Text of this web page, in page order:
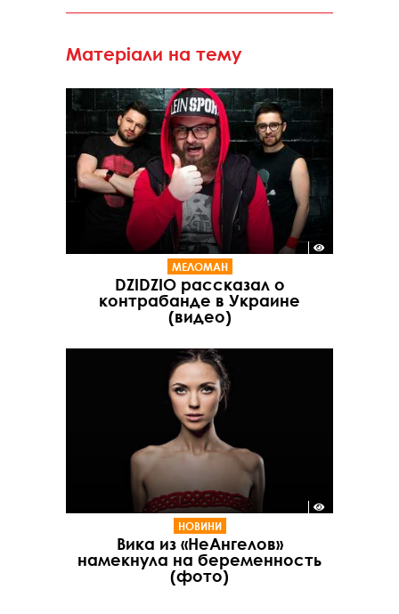
Матеріали на тему
МЕЛОМАН
DZIDZIO рассказал о
контрабанде в Украине
(видео)
НОВИНИ
Вика из «НеАнгелов»
намекнула на беременность
(фото)